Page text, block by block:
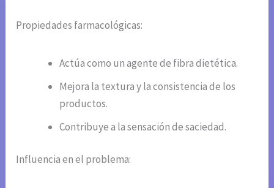
Propiedades farmacológicas:
Actúa como un agente de fibra dietética.
Mejora la textura y la consistencia de los
productos.
Contribuye a la sensación de saciedad.
Influencia en el problema: